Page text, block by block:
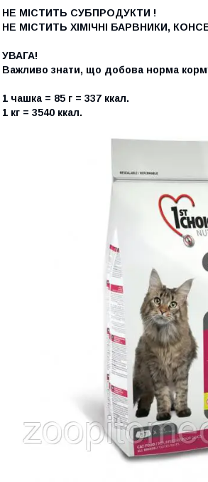
НЕ МІСТИТЬ СУБПРОДУКТИ !
НЕ МІСТИТЬ ХІМІЧНІ БАРВНИКИ,
УВАГА!
Важливо знати, що добова норма
1 чашка = 85 г = 337 ккал.
1 кг = 3540 ккал.